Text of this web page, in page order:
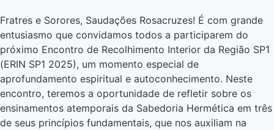
Fratres e Sorores, Saudações Rosacruzes! É com grande
entusiasmo que convidamos todos a participarem do
próximo Encontro de Recolhimento Interior da Região SP1
(ERIN SP1 2025), um momento especial de
aprofundamento espiritual e autoconhecimento. Neste
encontro, teremos a oportunidade de refletir sobre os
ensinamentos atemporais da Sabedoria Hermética em três
de seus princípios fundamentais, que nos auxiliam na